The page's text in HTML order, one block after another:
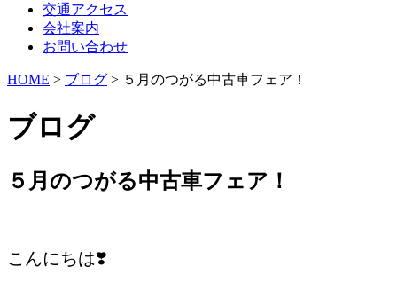
交通アクセス
会社案内
お問い合わせ
HOME > ブログ > ５月のつがる中古車フェア！
ブログ
５月のつがる中古車フェア！
こんにちは❣️